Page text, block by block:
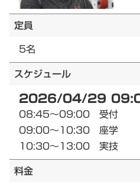
定員
5名
スケジュール
2026/04/29
08:45～09:00 受付
09:00～10:30 座学
10:30～13:00 実技
料金